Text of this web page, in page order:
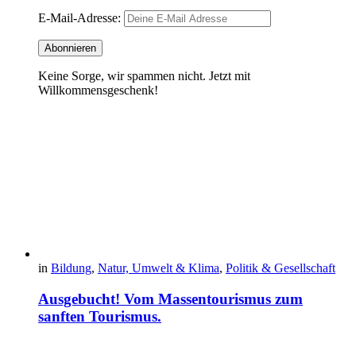
E-Mail-Adresse:
Keine Sorge, wir spammen nicht. Jetzt mit
Willkommensgeschenk!
in Bildung, Natur, Umwelt & Klima, Politik & Gesellschaft
Ausgebucht! Vom Massentourismus zum
sanften Tourismus.